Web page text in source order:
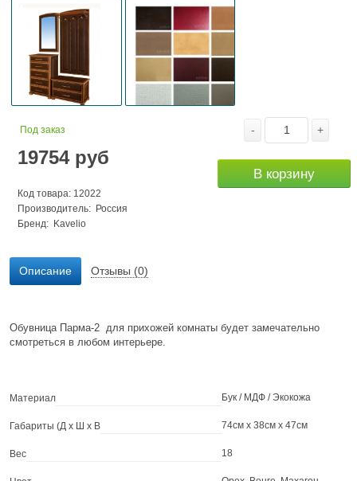
Под заказ
19754руб
Код товара: 12022
Производитель: Россия
Бренд: Kavelio
- +
В корзину
Описание Отзывы (0)
Обувница Парма-2 для прихожей комнаты будет замечательно
смотреться в любом интерьере.
Материал Бук / МДФ / Экокожа
Габариты (Д х Ш х В 74см x 38см x 47см
Вес 18